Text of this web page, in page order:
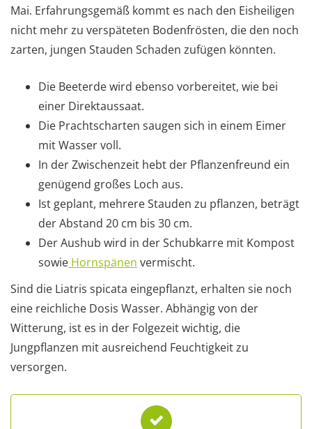
Mai. Erfahrungsgemäß kommt es nach den Eisheiligen
nicht mehr zu verspäteten Bodenfrösten, die den noch
zarten, jungen Stauden Schaden zufügen könnten.
Die Beeterde wird ebenso vorbereitet, wie bei
einer Direktaussaat.
Die Prachtscharten saugen sich in einem Eimer
mit Wasser voll.
In der Zwischenzeit hebt der Pflanzenfreund ein
genügend großes Loch aus.
Ist geplant, mehrere Stauden zu pflanzen, beträgt
der Abstand 20 cm bis 30 cm.
Der Aushub wird in der Schubkarre mit Kompost
sowie Hornspänen vermischt.
Sind die Liatris spicata eingepflanzt, erhalten sie noch
eine reichliche Dosis Wasser. Abhängig von der
Witterung, ist es in der Folgezeit wichtig, die
Jungpflanzen mit ausreichend Feuchtigkeit zu
versorgen.